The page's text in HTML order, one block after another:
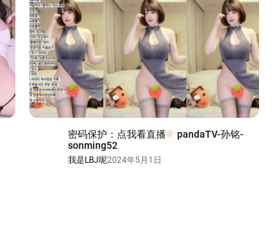
密码保护：点我看直播
pandaTV-孙铭-
sonming52
我是LBJ呢2024年5月1日